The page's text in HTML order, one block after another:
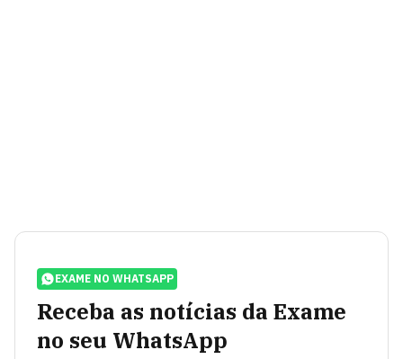
EXAME NO WHATSAPP
Receba as notícias da Exame
no seu WhatsApp